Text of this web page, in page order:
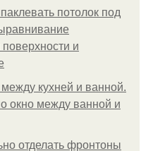
потолок под
и
кухней и ванной.
окно между ванной и
отделать фронтоны